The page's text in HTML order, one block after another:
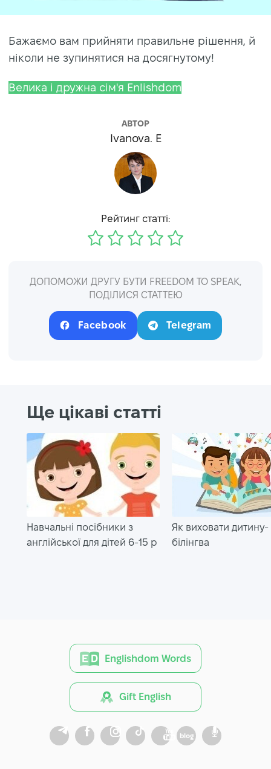
Бажаємо вам прийняти правильне рішення, й
ніколи не зупинятися на досягнутому!
Велика і дружна сім'я Enlishdom
АВТОР
Ivanova. E
Рейтинг статті:
ДОПОМОЖИ ДРУГУ БУТИ FREEDOM TO SPEAK,
ПОДІЛИСЯ СТАТТЕЮ
Facebook Telegram
Ще цікаві статті
Навчальні посібники з
англійської для дітей 6-15 р
Як виховати дитину-
білінгва
Englishdom Words
Gift English
blog